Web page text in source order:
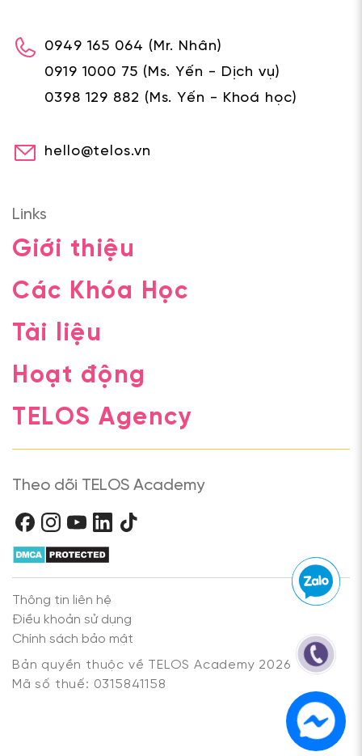
0949 165 064 (Mr. Nhân)
0919 1000 75 (Ms. Yến - Dịch vụ)
0398 129 882 (Ms. Yến - Khoá học)
hello@telos.vn
Links
Giới thiệu
Các Khóa Học
Tài liệu
Hoạt động
TELOS Agency
Theo dõi TELOS Academy
Thông tin liên hệ
Điều khoản sử dụng
Chính sách bảo mật
Bản quyền thuộc về TELOS Academy 2026
Mã số thuế: 0315841158